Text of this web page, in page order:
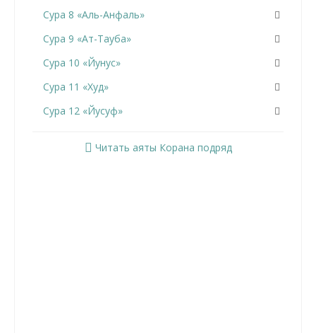
Сура 8 «Аль-Анфаль»
Сура 9 «Ат-Тауба»
Сура 10 «Йунус»
Сура 11 «Худ»
Сура 12 «Йусуф»
Читать аяты Корана подряд